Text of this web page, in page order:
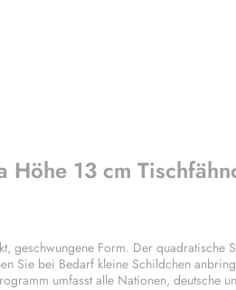
13 cm
Form. Der quadratische
Sie bei Bedarf kleine Schildchen
umfasst alle Nationen, deutsche